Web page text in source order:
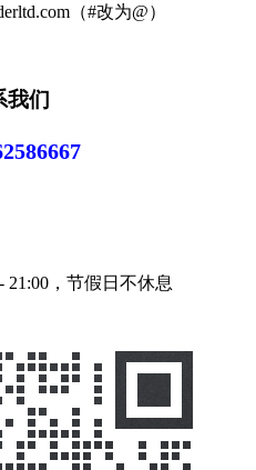
（#改为@）
我们
21:00，节假日不休息